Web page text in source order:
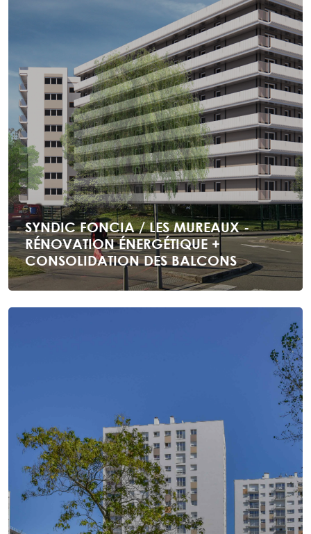
SYNDIC FONCIA / LES MUREAUX -
RÉNOVATION ÉNERGÉTIQUE +
CONSOLIDATION DES BALCONS